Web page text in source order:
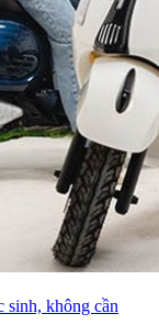
sinh, không cần